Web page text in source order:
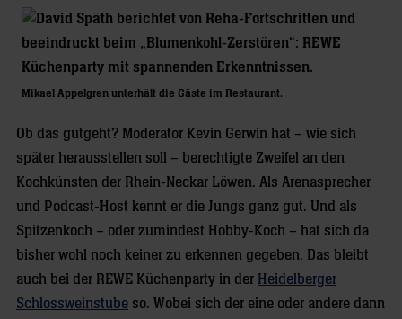
Mikael Appelgren unterhält die Gäste im Restaurant.
Ob das gutgeht? Moderator Kevin Gerwin hat – wie sich
später herausstellen soll – berechtigte Zweifel an den
Kochkünsten der Rhein-Neckar Löwen. Als Arenasprecher
und Podcast-Host kennt er die Jungs ganz gut. Und als
Spitzenkoch – oder zumindest Hobby-Koch – hat sich da
bisher wohl noch keiner zu erkennen gegeben. Das bleibt
auch bei der REWE Küchenparty in der Heidelberger
Schlossweinstube so. Wobei sich der eine oder andere dann